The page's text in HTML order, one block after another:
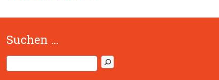
Suchen …
S
u